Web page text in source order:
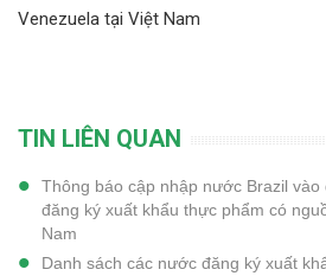
Venezuela tại Việt Nam
TIN LIÊN QUAN
Thông báo cập nhập nước Brazil
đăng ký xuất khẩu thực phẩm có
Nam
Danh sách các nước đăng ký xuất